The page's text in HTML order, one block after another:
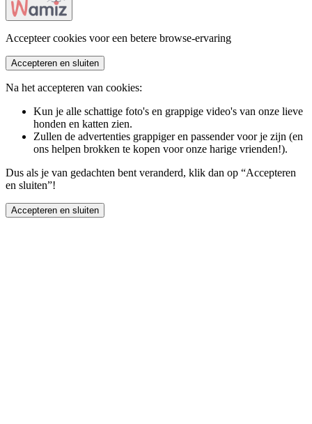
Accepteer cookies voor een betere browse-ervaring
Accepteren en sluiten
Na het accepteren van cookies:
Kun je alle schattige foto's en grappige video's van onze lieve
honden en katten zien.
Zullen de advertenties grappiger en passender voor je zijn (en
ons helpen brokken te kopen voor onze harige vrienden!).
Dus als je van gedachten bent veranderd, klik dan op “Accepteren
en sluiten”!
Accepteren en sluiten